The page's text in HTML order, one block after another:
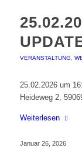
VERANSTALTUNG
25.02.2026 um
Heideweg 2,
Weiterlesen
Januar 26, 2026